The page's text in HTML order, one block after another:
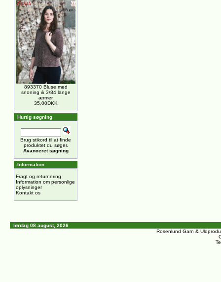
893370 Bluse med
snoning & 3/84 lange
ærmer
35,00DKK
Hurtig søgning
Brug stikord til at finde
produktet du søger.
Avanceret søgning
Information
Fragt og returnering
Information om personlige
oplysninger
Kontakt os
lørdag 08 august, 2026
Rosenlund Garn &